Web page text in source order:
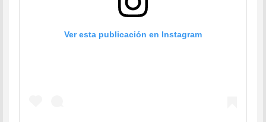
Ver esta publicación en Instagram